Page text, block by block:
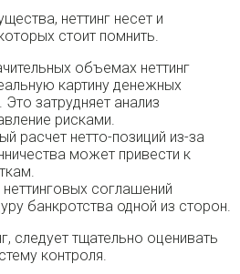
неттинг несет и
стоит помнить.
объемах неттинг
картину денежных
затрудняет анализ
рисками.
расчет нетто-позиций из-за
может привести к
неттинговых соглашений
банкротства одной из сторон.
следует тщательно оценивать
контроля.